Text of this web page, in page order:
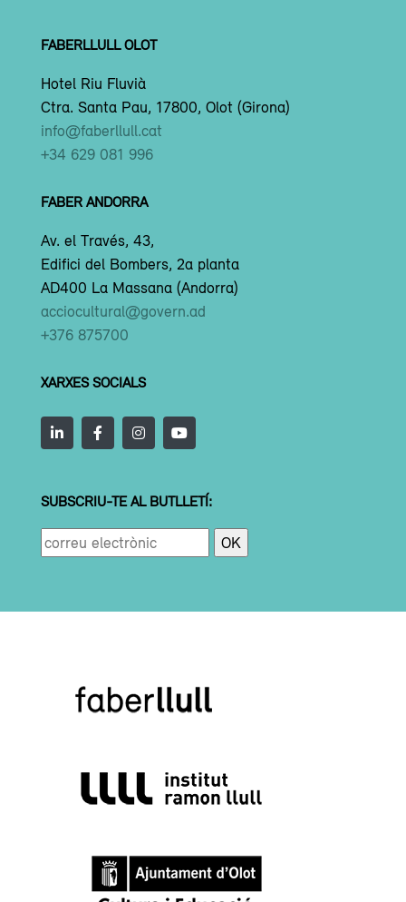
FABERLLULL OLOT
Hotel Riu Fluvià
Ctra. Santa Pau, 17800, Olot (Girona)
info@faberllull.cat
+34 629 081 996
FABER ANDORRA
Av. el Través, 43,
Edifici del Bombers, 2a planta
AD400 La Massana (Andorra)
acciocultural@govern.ad
+376 875700
XARXES SOCIALS
SUBSCRIU-TE AL BUTLLETÍ: